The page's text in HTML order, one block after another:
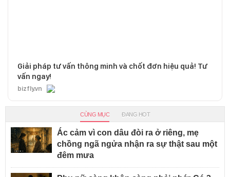
Giải pháp tư vấn thông minh và chốt đơn hiệu quả! Tư
vấn ngay!
bizfly.vn
CÙNG MỤC ĐANG HOT
Ác cảm vì con dâu đòi ra ở riêng, mẹ
chồng ngã ngửa nhận ra sự thật sau một
đêm mưa